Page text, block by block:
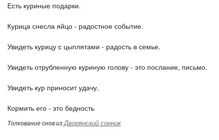
Есть куриные подарки.
Курица снесла яйцо - радостное событие.
Увидеть курицу с цыплятами - радость в семье.
Увидеть отрубленную куриную голову - это послание, письмо.
Увидеть кур приносит удачу.
Кормить его - это бедность
Толкование снов изДворянский сонник